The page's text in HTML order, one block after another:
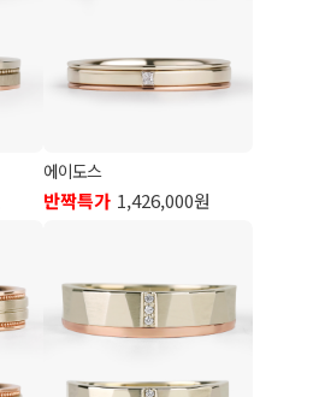
에이도스
반짝특가 1,426,000원